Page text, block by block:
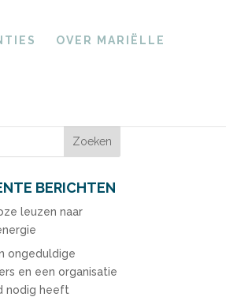
OVER MARIËLLE
BERICHTEN
leuzen naar
ongeduldige
en een organisatie
nodig heeft